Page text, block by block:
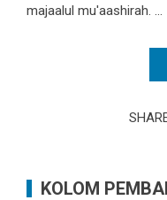
majaalul mu'aashirah​​. ...
KOLOM